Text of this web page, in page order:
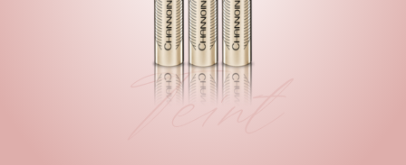
Teint